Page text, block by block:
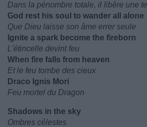
Dans la pénombre totale, il libère une
God rest his soul to wander all alone
Que Dieu laisse son âme errer seule
Ignite a spark become the fireborn
L'étincelle devint feu
When fire falls from heaven
Et le feu tombe des cieux
Draco Ignis Mori
Feu mortel du Dragon
Shadows in the sky
Ombres célestes